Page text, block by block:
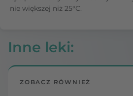
nie większej niż 25°C.
Inne leki:
ZOBACZ RÓWNIEŻ